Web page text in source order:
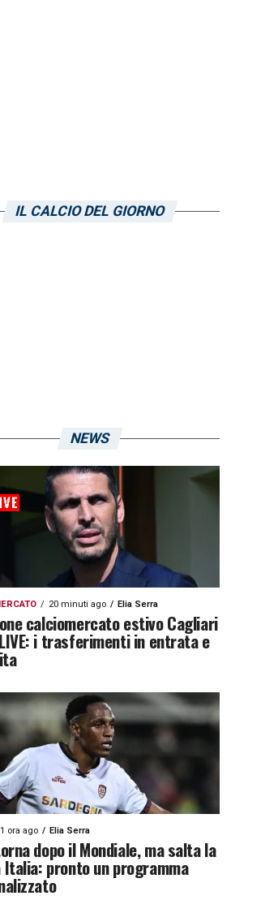
IL CALCIO DEL GIORNO
NEWS
20 minuti ago Elia Serra
calciomercato estivo Cagliari
i trasferimenti in entrata e
1 ora ago Elia Serra
dopo il Mondiale, ma salta la
Italia: pronto un programma